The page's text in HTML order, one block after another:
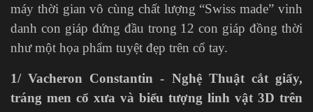
máy thời gian vô cùng chất lượng “Swiss made” vinh
danh con giáp đứng đầu trong 12 con giáp đồng thời
như một họa phẩm tuyệt đẹp trên cổ tay.
1/ Vacheron Constantin - Nghệ Thuật cắt giấy,
tráng men cổ xưa và biểu tượng linh vật 3D trên